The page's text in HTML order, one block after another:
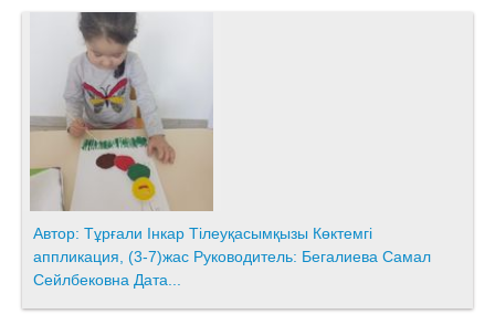
Автор: Тұрғали Інкар Тілеуқасымқызы Көктемгі
аппликация, (3-7)жас Руководитель: Бегалиева Самал
Сейлбековна Дата...